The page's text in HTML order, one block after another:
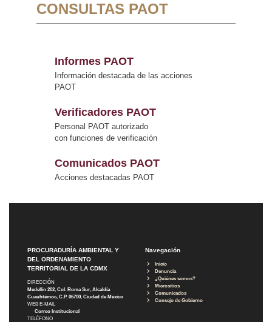
CONSULTAS PAOT
Informes PAOT
Información destacada de las acciones
PAOT
Verificadores PAOT
Personal PAOT autorizado
con funciones de verificación
Comunicados PAOT
Acciones destacadas PAOT
PROCURADURÍA AMBIENTAL Y
DEL ORDENAMIENTO
TERRITORIAL DE LA CDMX
DIRECCIÓN
Medellín 202, Col. Roma Sur, Alcaldía
Cuauhtémoc, C.P. 06700, Ciudad de México
WEB E-MAIL
Correo Institucional
TELÉFONO
Navegación
Inicio
Denuncia
¿Quiénes somos?
Micrositios
Comunicados
Consejo de Gobierno